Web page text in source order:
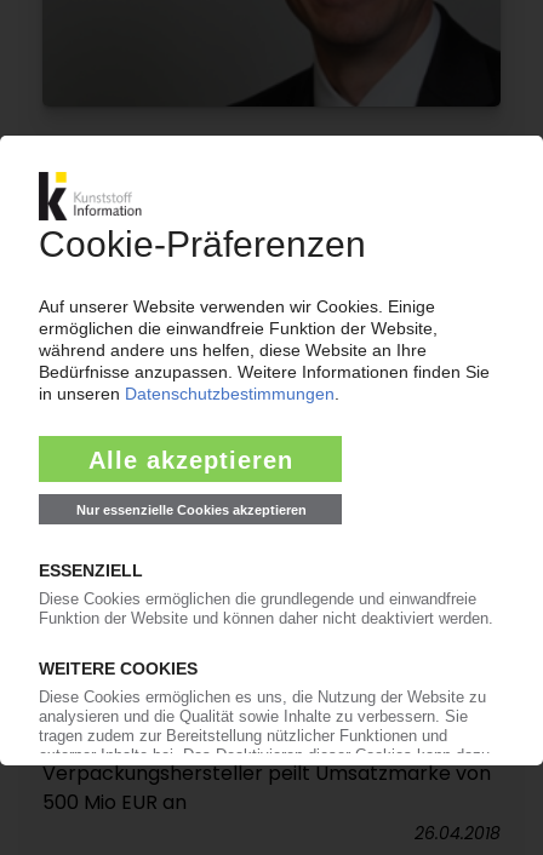
SCHUR FLEXIBLES
Neuer CEO Kühn geht schon nach vier Monaten
wieder / Folienhersteller strukturiert Führung
um
SCHUR FLEXIBLES
Übernahme von UNI Packaging / Ausweitung
von Expertise und regionaler Präsenz /
Verpackungshersteller peilt Umsatzmarke von
500 Mio EUR an
26.04.2018